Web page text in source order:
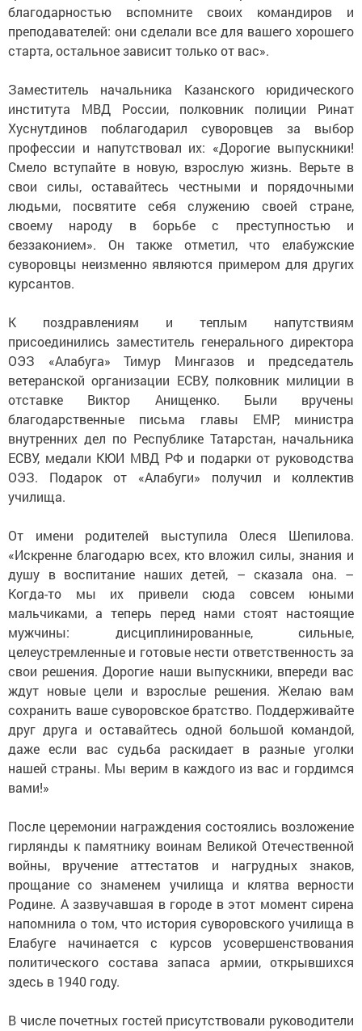
благодарностью вспомните своих командиров и
преподавателей: они сделали все для вашего хорошего
старта, остальное зависит только от вас».
Заместитель начальника Казанского юридического
института МВД России, полковник полиции Ринат
Хуснутдинов поблагодарил суворовцев за выбор
профессии и напутствовал их: «Дорогие выпускники!
Смело вступайте в новую, взрослую жизнь. Верьте в
свои силы, оставайтесь честными и порядочными
людьми, посвятите себя служению своей стране,
своему народу в борьбе с преступностью и
беззаконием». Он также отметил, что елабужские
суворовцы неизменно являются примером для других
курсантов.
К поздравлениям и теплым напутствиям
присоединились заместитель генерального директора
ОЭЗ «Алабуга» Тимур Мингазов и председатель
ветеранской организации ЕСВУ, полковник милиции в
отставке Виктор Анищенко. Были вручены
благодарственные письма главы ЕМР, министра
внутренних дел по Республике Татарстан, начальника
ЕСВУ, медали КЮИ МВД РФ и подарки от руководства
ОЭЗ. Подарок от «Алабуги» получил и коллектив
училища.
От имени родителей выступила Олеся Шепилова.
«Искренне благодарю всех, кто вложил силы, знания и
душу в воспитание наших детей, – сказала она. –
Когда-то мы их привели сюда совсем юными
мальчиками, а теперь перед нами стоят настоящие
мужчины: дисциплинированные, сильные,
целеустремленные и готовые нести ответственность за
свои решения. Дорогие наши выпускники, впереди вас
ждут новые цели и взрослые решения. Желаю вам
сохранить ваше суворовское братство. Поддерживайте
друг друга и оставайтесь одной большой командой,
даже если вас судьба раскидает в разные уголки
нашей страны. Мы верим в каждого из вас и гордимся
вами!»
После церемонии награждения состоялись возложение
гирлянды к памятнику воинам Великой Отечественной
войны, вручение аттестатов и нагрудных знаков,
прощание со знаменем училища и клятва верности
Родине. А зазвучавшая в городе в этот момент сирена
напомнила о том, что история суворовского училища в
Елабуге начинается с курсов усовершенствования
политического состава запаса армии, открывшихся
здесь в 1940 году.
В числе почетных гостей присутствовали руководители